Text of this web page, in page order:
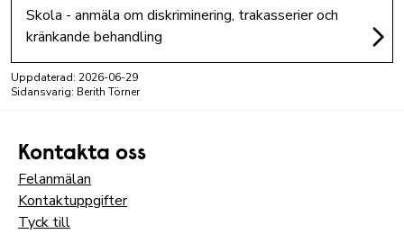
Skola - anmäla om diskriminering, trakasserier och
kränkande behandling
Uppdaterad: 2026-06-29
Sidansvarig: Berith Törner
Kontakta oss
Felanmälan
Kontaktuppgifter
Tyck till